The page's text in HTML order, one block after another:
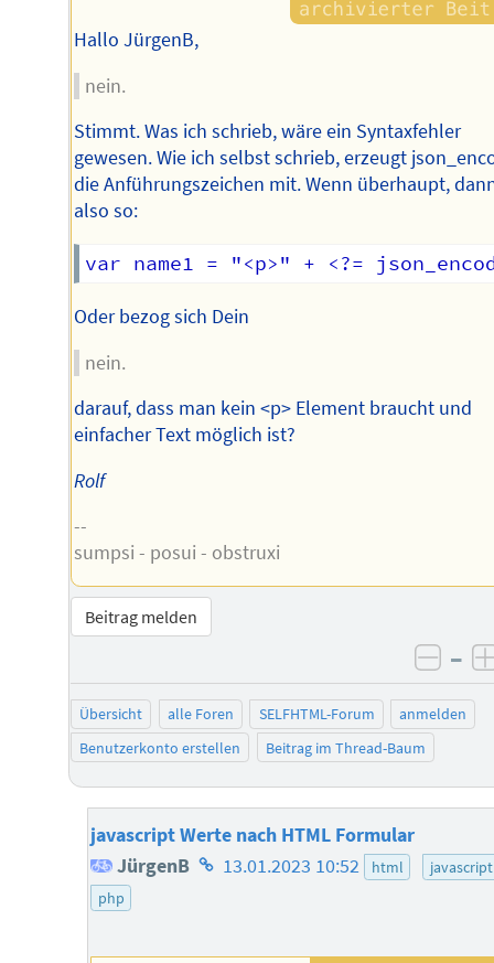
Hallo JürgenB,
nein.
Stimmt. Was ich schrieb, wäre ein Syntaxfehler
gewesen. Wie ich selbst schrieb, erzeugt
die Anführungszeichen mit. Wenn überhaupt,
also so:
Oder bezog sich Dein
nein.
darauf, dass man kein <p> Element braucht und
einfacher Text möglich ist?
Rolf
--
sumpsi - posui - obstruxi
Beitrag melden
–
Übersicht alle Foren SELFHTML-Forum
anmelden
Benutzerkonto erstellen
Beitrag im Thread-Baum
javascript Werte nach HTML Formular
JürgenB Homepage
13.01.2023 10:52 html
javascript
php